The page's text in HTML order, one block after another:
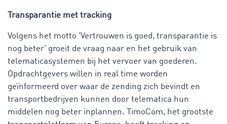
Transparantie met tracking
Volgens het motto 'Vertrouwen is goed, transparantie is
nog beter' groeit de vraag naar en het gebruik van
telematicasystemen bij het vervoer van goederen.
Opdrachtgevers willen in real time worden
geïnformeerd over waar de zending zich bevindt en
transportbedrijven kunnen door telematica hun
middelen nog beter inplannen. TimoCom, het grootste